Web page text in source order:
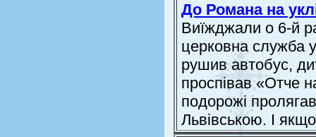
До Романа на
Виїжджали о 6-й
церковна служба
рушив автобус,
проспівав «Отче
подорожі
Львівською. І